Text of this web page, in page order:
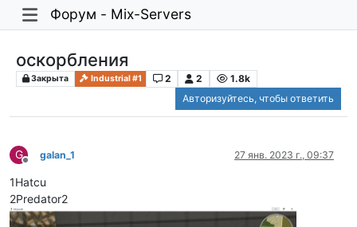
Форум - Mix-Servers
оскорбления
Закрыта Industrial #1 2 2
1.8k
Авторизуйтесь, чтобы ответить
G
Не в сети
galan_1 27 янв. 2023 г., 09:37
1Hatcu
2Predator2